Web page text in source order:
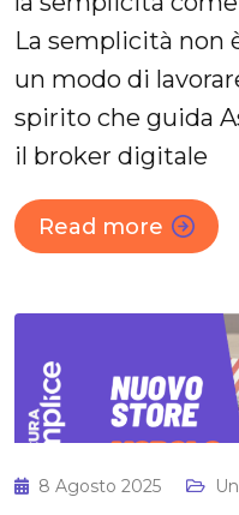
La semplicità non
un modo di
spirito che guida
il broker digitale
Read more
8 Agosto 2025